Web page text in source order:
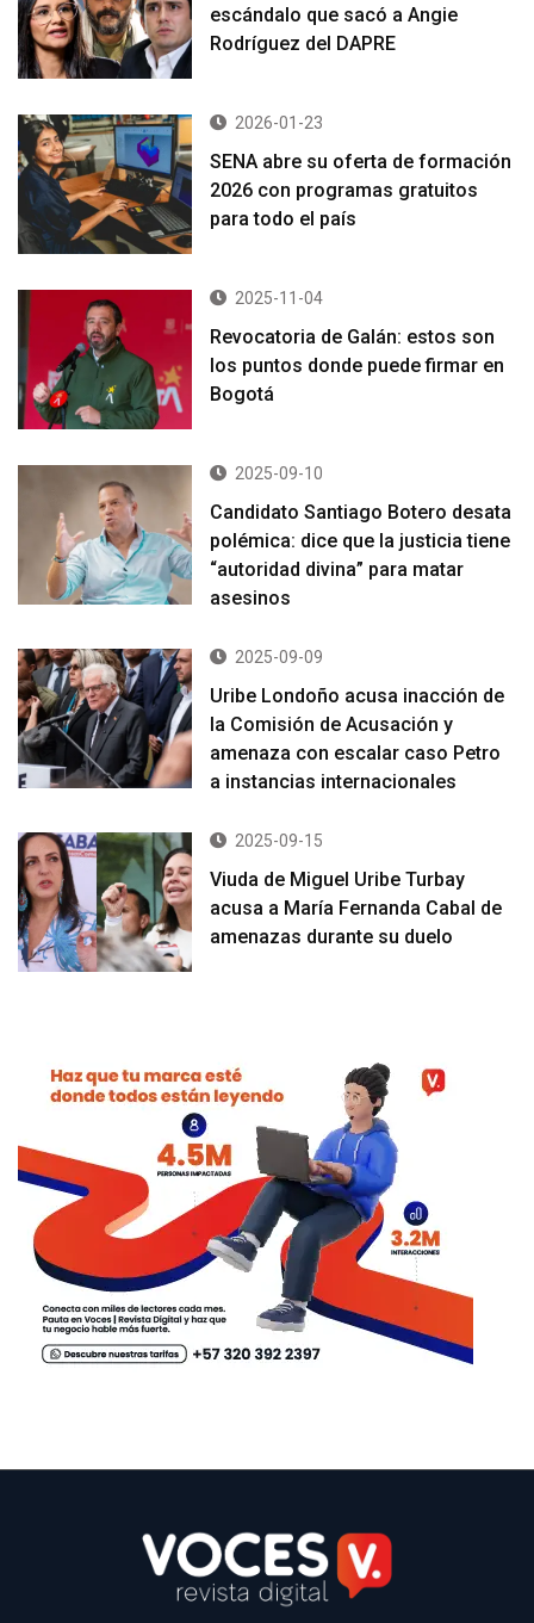
escándalo que sacó a Angie
Rodríguez del DAPRE
2026-01-23
SENA abre su oferta de formación
2026 con programas gratuitos
para todo el país
2025-11-04
Revocatoria de Galán: estos son
los puntos donde puede firmar en
Bogotá
2025-09-10
Candidato Santiago Botero desata
polémica: dice que la justicia tiene
“autoridad divina” para matar
asesinos
2025-09-09
Uribe Londoño acusa inacción de
la Comisión de Acusación y
amenaza con escalar caso Petro
a instancias internacionales
2025-09-15
Viuda de Miguel Uribe Turbay
acusa a María Fernanda Cabal de
amenazas durante su duelo